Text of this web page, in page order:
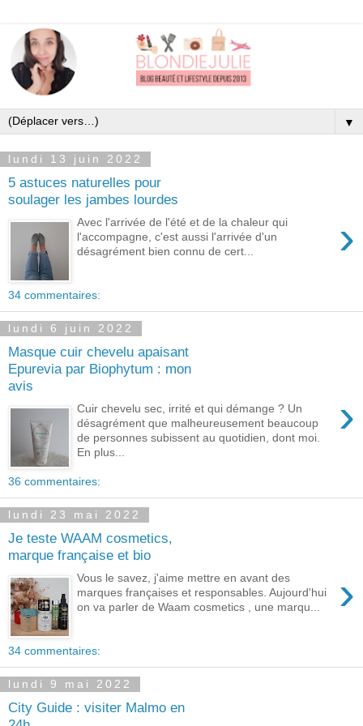
▼
lundi 13 juin 2022
5 astuces naturelles pour
soulager les jambes lourdes
›
Avec l'arrivée de l'été et de la chaleur qui
l'accompagne, c'est aussi l'arrivée d'un
désagrément bien connu de cert...
34 commentaires:
lundi 6 juin 2022
Masque cuir chevelu apaisant
Epurevia par Biophytum : mon
avis
›
Cuir chevelu sec, irrité et qui démange ? Un
désagrément que malheureusement beaucoup
de personnes subissent au quotidien, dont moi.
En plus...
36 commentaires:
lundi 23 mai 2022
Je teste WAAM cosmetics,
marque française et bio
›
Vous le savez, j'aime mettre en avant des
marques françaises et responsables. Aujourd'hui
on va parler de Waam cosmetics , une marqu...
34 commentaires:
lundi 9 mai 2022
City Guide : visiter Malmo en